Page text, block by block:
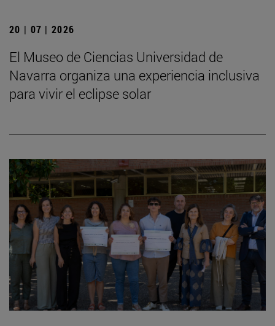
20 | 07 | 2026
El Museo de Ciencias Universidad de
Navarra organiza una experiencia inclusiva
para vivir el eclipse solar